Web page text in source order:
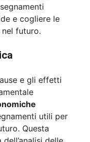
e cogliere le
futuro.
e gli effetti
utili per
Questa